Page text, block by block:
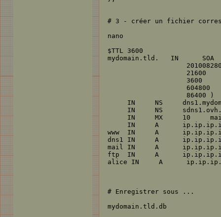
# 3 - créer un fichier
nano
$TTL 3600
mydomain.tld.	IN	SOA	dns1.mydomain.tld. postmaster.mydomain.tld. (
21600
3600
604800
86400 )
IN     NS
IN     NS
IN     MX     10
IN     A
www  IN     A
dns1 IN     A
mail IN     A
ftp  IN     A
alice IN     A
# Enregistrer sous ...
mydomain.tld.db